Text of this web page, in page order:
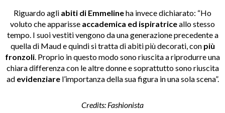
Riguardo agli abiti di Emmelineha invece dichiarato: “Ho
voluto che apparisse accademica ed ispiratriceallo stesso
tempo. I suoi vestiti vengono da una generazione precedente a
quella di Maud e quindi si tratta di abiti più decorati, con più
fronzoli. Proprio in questo modo sono riuscita a riprodurre una
chiara differenza con le altre donne e soprattutto sono riuscita
ad evidenziarel’importanza della sua figura in una sola scena”.
Credits: Fashionista